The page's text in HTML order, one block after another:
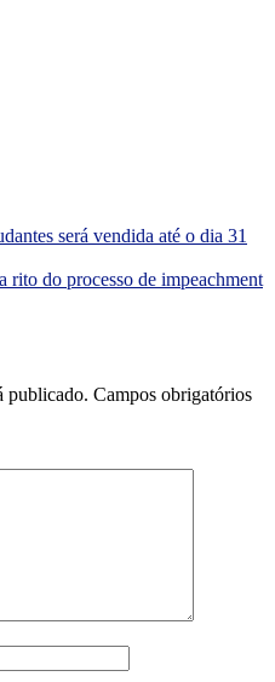
será vendida até o dia 31
rito do processo de impeachment
publicado. Campos obrigatórios